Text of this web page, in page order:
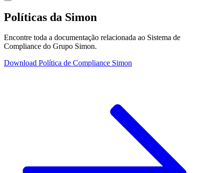
Políticas da Simon
Encontre toda a documentação relacionada ao Sistema de
Compliance do Grupo Simon.
Download Política de Compliance Simon